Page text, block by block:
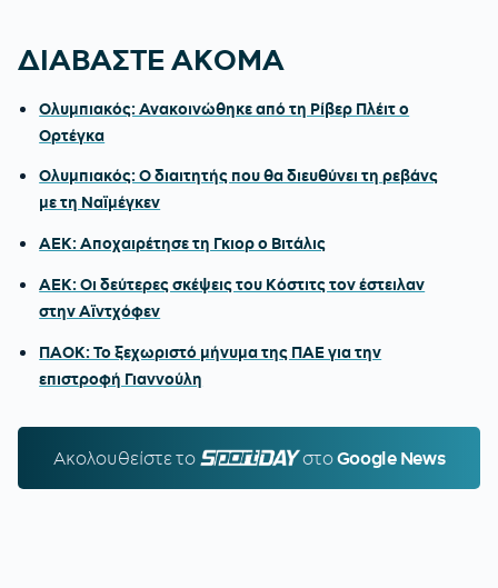
ΔΙΑΒΑΣΤΕ ΑΚΟΜΑ
Ολυμπιακός: Ανακοινώθηκε από τη Ρίβερ Πλέιτ ο
Ορτέγκα
Ολυμπιακός: Ο διαιτητής που θα διευθύνει τη ρεβάνς
με τη Ναϊμέγκεν
ΑΕΚ: Αποχαιρέτησε τη Γκιορ ο Βιτάλις
ΑΕΚ: Οι δεύτερες σκέψεις του Κόστιτς τον έστειλαν
στην Αϊντχόφεν
ΠΑΟΚ: Το ξεχωριστό μήνυμα της ΠΑΕ για την
επιστροφή Γιαννούλη
Ακολουθείστε τo SPORTDAY.GR
στοGoogle News